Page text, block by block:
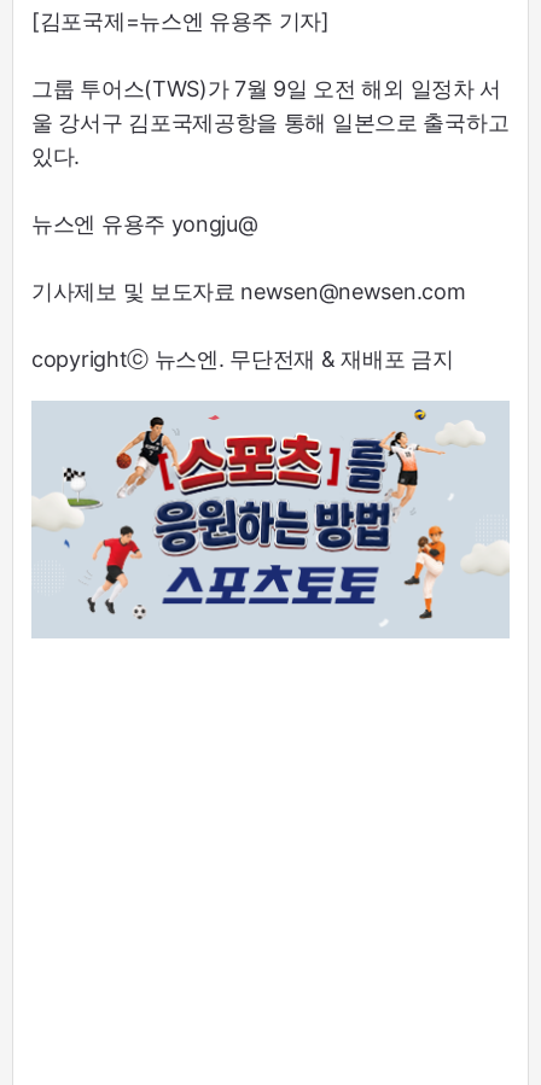
[김포국제=뉴스엔 유용주 기자]
그룹 투어스(TWS)가 7월 9일 오전 해외 일정차 서
울 강서구 김포국제공항을 통해 일본으로 출국하고
있다.
뉴스엔 유용주 yongju@
기사제보 및 보도자료 newsen@newsen.com
copyrightⓒ 뉴스엔. 무단전재 & 재배포 금지